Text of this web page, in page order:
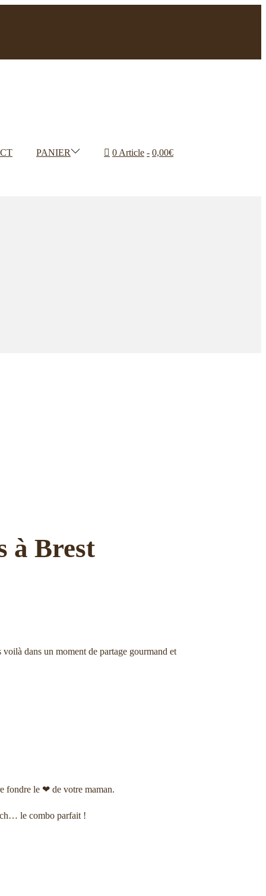
PANIER 0 Article 0,00€
à Brest
dans un moment de partage gourmand et
fondre le ❤ de votre maman.
le combo parfait !